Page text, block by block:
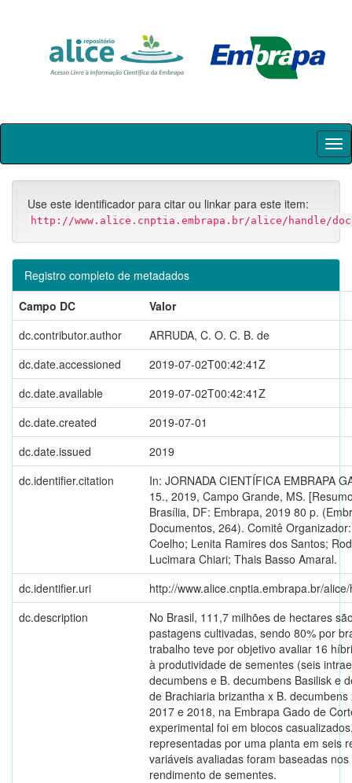
Skip
Use este identificador para citar ou linkar para este item:
http://www.alice.cnptia.embrapa.br/alice/handle/doc/
Registro completo de metadados
Campo DC
Valor
dc.contributor.author
ARRUDA, C. O. C. B. de
dc.date.accessioned
2019-07-02T00:42:41Z
dc.date.available
2019-07-02T00:42:41Z
dc.date.created
2019-07-01
dc.date.issued
2019
dc.identifier.citation
In: JORNADA CIENTÍFICA EMBRAPA
15., 2019, Campo Grande, MS.
Brasília, DF: Embrapa, 2019 80 p.
Documentos, 264). Comitê
Coelho; Lenita Ramires dos Santos;
Lucimara Chiari; Thais Basso Amaral.
dc.identifier.uri
http://www.alice.cnptia.embrapa.br/
dc.description
No Brasil, 111,7 milhões de hectares
pastagens cultivadas, sendo 80% por
trabalho teve por objetivo avaliar 16
à produtividade de sementes (seis
decumbens e B. decumbens Basilisk e
de Brachiaria brizantha x B.
2017 e 2018, na Embrapa Gado de
experimental foi em blocos
representadas por uma planta em seis
variáveis avaliadas foram baseadas
rendimento de sementes.